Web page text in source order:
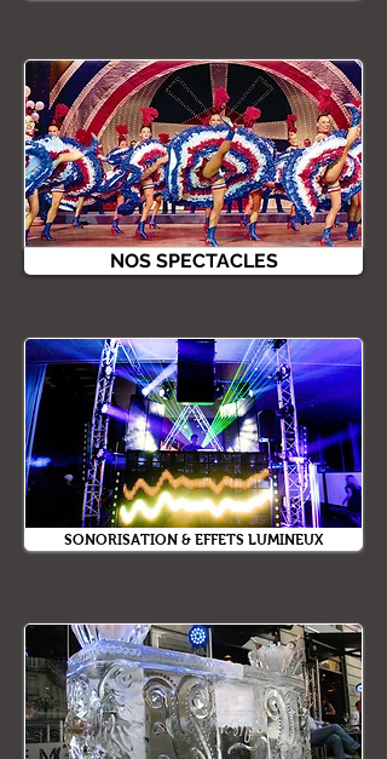
NOS SPECTACLES
SONORISATION & EFFETS LUMINEUX